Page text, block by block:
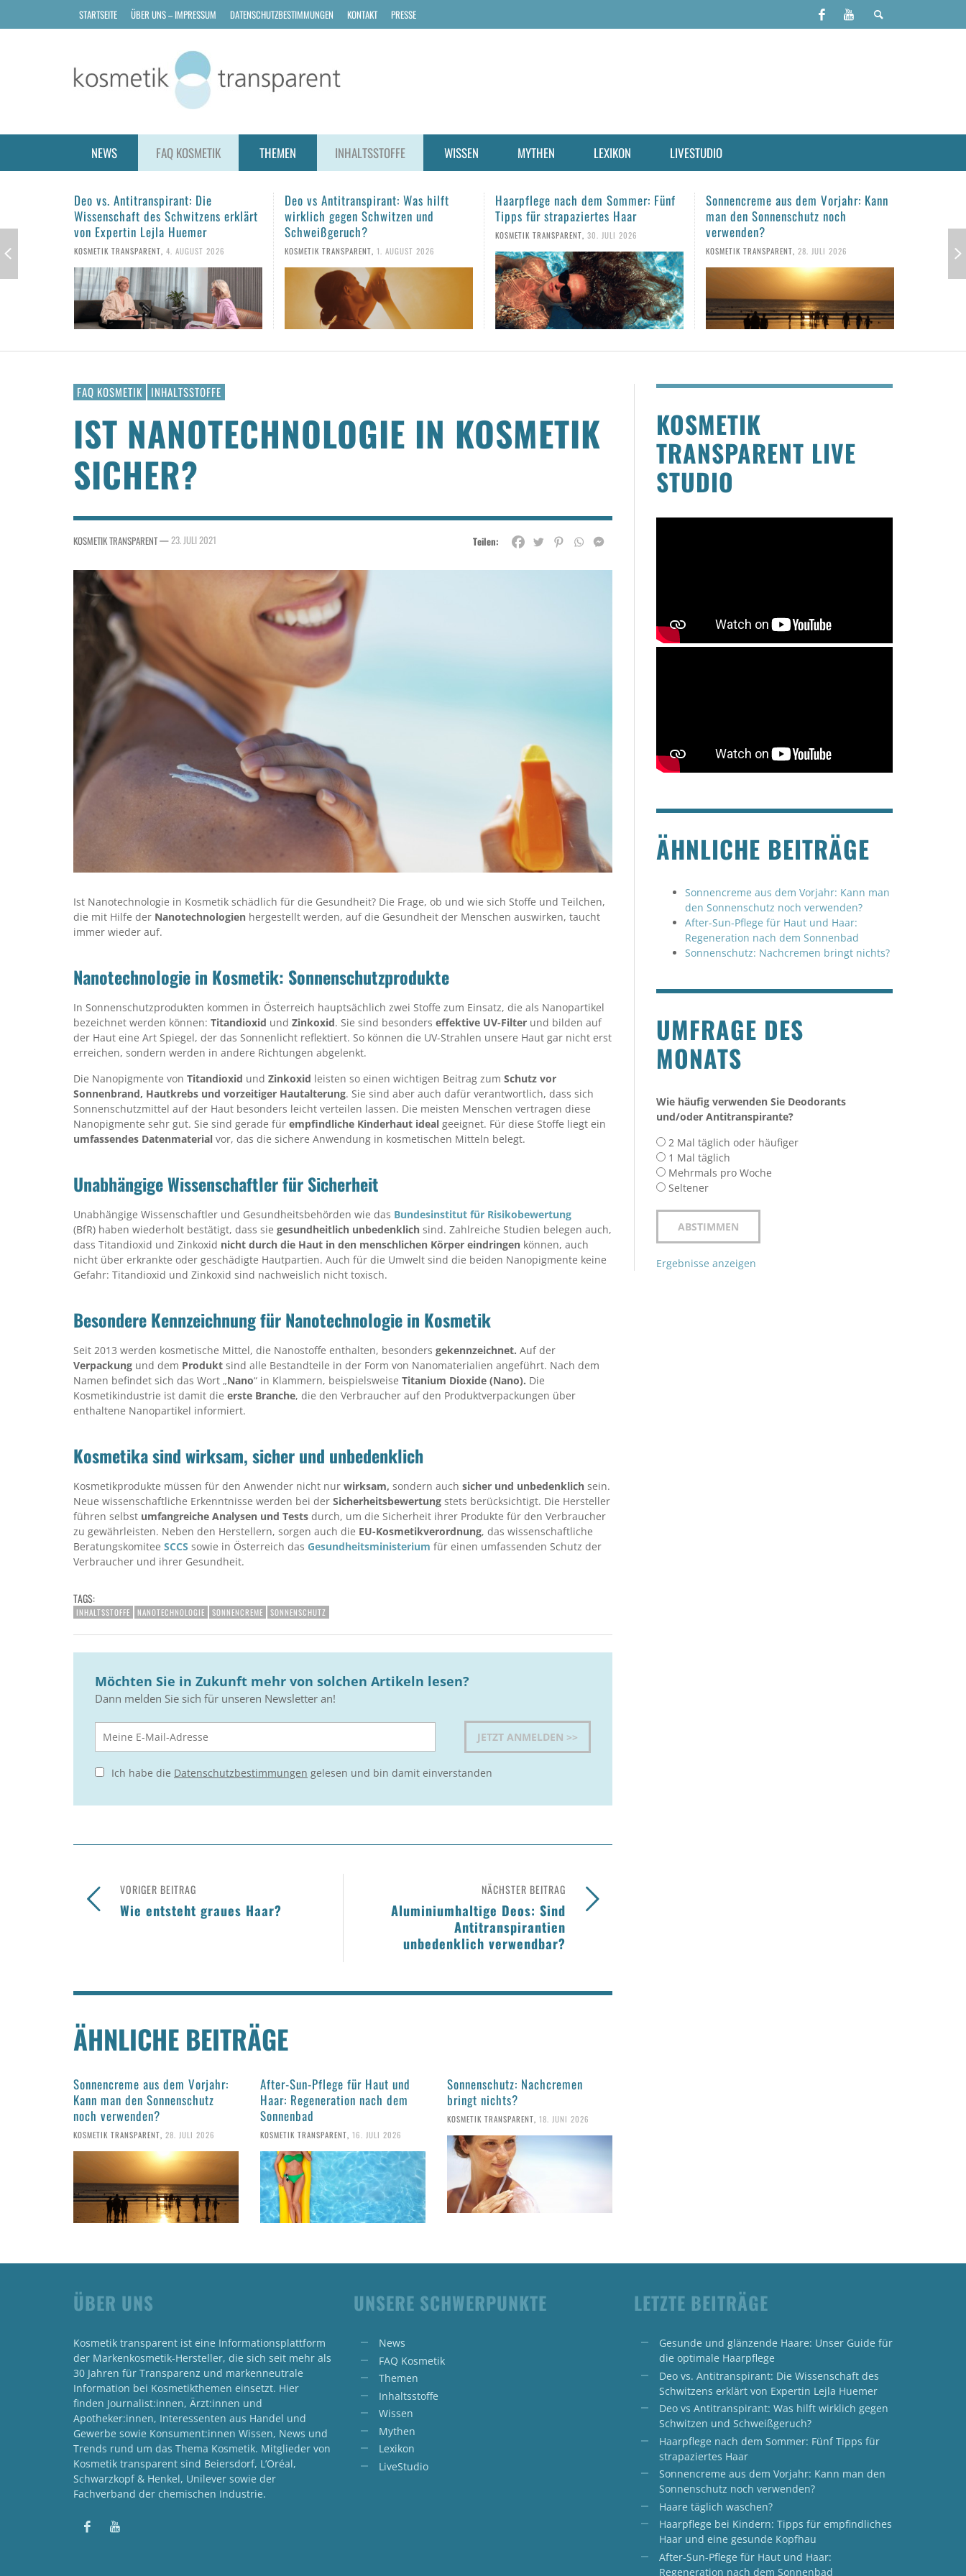
STARTSEITE ÜBER UNS – IMPRESSUM DATENSCHUTZBESTIMMUNGEN KONTAKT PRESSE
NEWS FAQ KOSMETIK THEMEN INHALTSSTOFFE WISSEN MYTHEN LEXIKON LIVESTUDIO
Deo vs Antitranspirant: Was hilft
wirklich gegen Schwitzen und
Schweißgeruch?
KOSMETIK TRANSPARENT, 1. AUGUST 2026
Haarpflege nach dem Sommer: Fünf
Tipps für strapaziertes Haar
KOSMETIK TRANSPARENT
Sonnencreme aus dem Vorjahr: Kann
man den Sonnenschutz noch
verwenden?
KOSMETIK TRANSPARENT, 28. JULI 2026
Haare täglich waschen?
KOSMETIK TRANSPARENT, 23. JULI 2026
KOSMETIK
FAQ KOSMETIK INHALTSSTOFFE
IST NANOTECHNOLOGIE IN KOSMETIK
SICHER?
Teilen:
KOSMETIK TRANSPARENT— 23. JULI 2021
Ist Nanotechnologie in Kosmetik schädlich für die Gesundheit? Die Frage, ob und wie sich Stoffe und Teilchen,
die mit Hilfe der Nanotechnologien hergestellt werden, auf die Gesundheit der Menschen auswirken, taucht
immer wieder auf.
Nanotechnologie in Kosmetik: Sonnenschutzprodukte
In Sonnenschutzprodukten kommen in Österreich hauptsächlich zwei Stoffe zum Einsatz, die als Nanopartikel
bezeichnet werden können: Titandioxid und Zinkoxid. Sie sind besonders effektive UV-Filter und bilden auf
der Haut eine Art Spiegel, der das Sonnenlicht reflektiert. So können die UV-Strahlen unsere Haut gar nicht erst
erreichen, sondern werden in andere Richtungen abgelenkt.
Die Nanopigmente von Titandioxid und Zinkoxid leisten so einen wichtigen Beitrag zum Schutz vor
Sonnenbrand, Hautkrebs und vorzeitiger Hautalterung. Sie sind aber auch dafür verantwortlich, dass sich
Sonnenschutzmittel auf der Haut besonders leicht verteilen lassen. Die meisten Menschen vertragen diese
Nanopigmente sehr gut. Sie sind gerade für empfindliche Kinderhaut ideal geeignet. Für diese Stoffe liegt ein
umfassendes Datenmaterial vor, das die sichere Anwendung in kosmetischen Mitteln belegt.
Unabhängige Wissenschaftler für Sicherheit
Unabhängige Wissenschaftler und Gesundheitsbehörden wie das Bundesinstitut für Risikobewertung
(BfR) haben wiederholt bestätigt, dass sie gesundheitlich unbedenklich sind. Zahlreiche Studien belegen auch,
dass Titandioxid und Zinkoxid nicht durch die Haut in den menschlichen Körper eindringen können, auch
nicht über erkrankte oder geschädigte Hautpartien. Auch für die Umwelt sind die beiden Nanopigmente keine
Gefahr: Titandioxid und Zinkoxid sind nachweislich nicht toxisch.
Besondere Kennzeichnung für Nanotechnologie in Kosmetik
Seit 2013 werden kosmetische Mittel, die Nanostoffe enthalten, besonders gekennzeichnet. Auf der
Verpackung und dem Produkt sind alle Bestandteile in der Form von Nanomaterialien angeführt. Nach dem
Namen befindet sich das Wort „Nano“ in Klammern, beispielsweise Titanium Dioxide (Nano). Die
Kosmetikindustrie ist damit die erste Branche, die den Verbraucher auf den Produktverpackungen über
enthaltene Nanopartikel informiert.
Kosmetika sind wirksam, sicher und unbedenklich
Kosmetikprodukte müssen für den Anwender nicht nur wirksam, sondern auch sicher und unbedenklich sein.
Neue wissenschaftliche Erkenntnisse werden bei der Sicherheitsbewertung stets berücksichtigt. Die Hersteller
führen selbst umfangreiche Analysen und Tests durch, um die Sicherheit ihrer Produkte für den Verbraucher
zu gewährleisten. Neben den Herstellern, sorgen auch die EU-Kosmetikverordnung, das wissenschaftliche
Beratungskomitee SCCS sowie in Österreich das Gesundheitsministerium für einen umfassenden Schutz der
Verbraucher und ihrer Gesundheit.
TAGS:
INHALTSSTOFFE NANOTECHNOLOGIE SONNENCREME SONNENSCHUTZ
Möchten Sie in Zukunft mehr von solchen Artikeln lesen?
Dann melden Sie sich für unseren Newsletter an!
Ich habe die Datenschutzbestimmungen gelesen und bin damit einverstanden
NÄCHSTER BEITRAG
Aluminiumhaltige Deos: Sind
Antitranspirantien
unbedenklich verwendbar?
VORIGER BEITRAG
Wie entsteht graues Haar?
ÄHNLICHE BEITRÄGE
Sonnencreme aus dem Vorjahr:
Kann man den Sonnenschutz
noch verwenden?
KOSMETIK TRANSPARENT, 28. JULI 2026
After-Sun-Pflege für Haut und
Haar: Regeneration nach dem
Sonnenbad
KOSMETIK TRANSPARENT, 16. JULI 2026
Sonnenschutz: Nachcremen
bringt nichts?
KOSMETIK TRANSPARENT, 18. JUNI 2026
KOSMETIK
TRANSPARENT LIVE
STUDIO
ÄHNLICHE BEITRÄGE
Sonnencreme aus dem Vorjahr: Kann man
den Sonnenschutz noch verwenden?
After-Sun-Pflege für Haut und Haar:
Regeneration nach dem Sonnenbad
Sonnenschutz: Nachcremen bringt nichts?
UMFRAGE DES
MONATS
Wie häufig verwenden Sie Deodorants
und/oder Antitranspirante?
2 Mal täglich oder häufiger
1 Mal täglich
Mehrmals pro Woche
Seltener
Ergebnisse anzeigen
ÜBER UNS
Kosmetik transparent ist eine Informationsplattform
der Markenkosmetik-Hersteller, die sich seit mehr als
30 Jahren für Transparenz und markenneutrale
Information bei Kosmetikthemen einsetzt. Hier
finden Journalist:innen, Ärzt:innen und
Apotheker:innen, Interessenten aus Handel und
Gewerbe sowie Konsument:innen Wissen, News und
Trends rund um das Thema Kosmetik. Mitglieder von
Kosmetik transparent sind Beiersdorf, L’Oréal,
Schwarzkopf & Henkel, Unilever sowie der
Fachverband der chemischen Industrie.
UNSERE SCHWERPUNKTE
News
FAQ Kosmetik
Themen
Inhaltsstoffe
Wissen
Mythen
Lexikon
LiveStudio
LETZTE BEITRÄGE
Gesunde und glänzende Haare: Unser Guide für
die optimale Haarpflege
Deo vs. Antitranspirant: Die Wissenschaft des
Schwitzens erklärt von Expertin Lejla Huemer
Deo vs Antitranspirant: Was hilft wirklich gegen
Schwitzen und Schweißgeruch?
Haarpflege nach dem Sommer: Fünf Tipps für
strapaziertes Haar
Sonnencreme aus dem Vorjahr: Kann man den
Sonnenschutz noch verwenden?
Haare täglich waschen?
Haarpflege bei Kindern: Tipps für empfindliches
Haar und eine gesunde Kopfhau
After-Sun-Pflege für Haut und Haar:
Regeneration nach dem Sonnenbad